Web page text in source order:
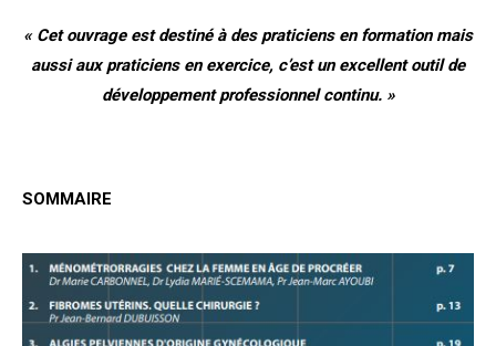
« Cet ouvrage est destiné à des praticiens en formation mais
aussi aux praticiens en exercice, c’est un excellent outil de
développement professionnel continu. »
SOMMAIRE